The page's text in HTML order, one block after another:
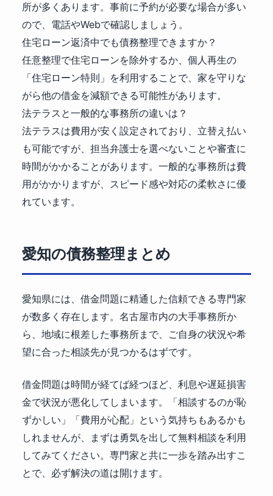
所が多くあります。事前に予約が必要な場合が多い
ので、電話やWebで確認しましょう。
住宅ローン返済中でも債務整理できますか？
任意整理で住宅ローンを除外するか、個人再生の
「住宅ローン特則」を利用することで、家を守りな
がら他の借金を減額できる可能性があります。
法テラスと一般的な事務所の違いは？
法テラスは費用が安く設定されており、立替え払い
も可能ですが、担当弁護士を選べないことや審査に
時間がかかることがあります。一般的な事務所は費
用がかかりますが、スピード感や対応の柔軟さに優
れています。
愛知の債務整理まとめ
愛知県には、借金問題に精通した信頼できる専門家
が数多く存在します。名古屋市内の大手事務所か
ら、地域に根差した事務所まで、ご自身の状況や希
望に合った相談先が見つかるはずです。
借金問題は時間が経てば経つほど、利息や遅延損害
金で状況が悪化してしまいます。「相談するのが恥
ずかしい」「費用が心配」という気持ちもあるかも
しれませんが、まずは勇気を出して無料相談を利用
してみてください。専門家と共に一歩を踏み出すこ
とで、必ず解決の道は開けます。